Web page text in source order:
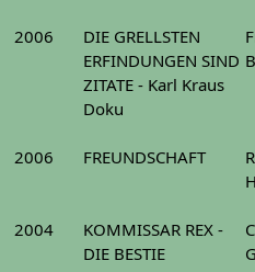
2006
DIE GRELLSTEN
ERFINDUNGEN SIND
ZITATE - Karl Kraus
Doku
2006 FREUNDSCHAFT
2004
KOMMISSAR REX -
DIE BESTIE